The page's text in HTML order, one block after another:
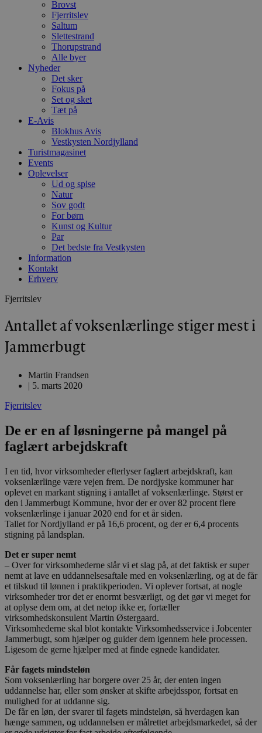
Brovst
Fjerritslev
Saltum
Slettestrand
Thorupstrand
Alle byer
Nyheder
Det sker
Fokus på
Set og sket
Tæt på
E-Avis
Blokhus Avis
Vestkysten Nordjylland
Turistmagasinet
Events
Oplevelser
Ud og spise
Natur
Sov godt
For børn
Kunst og Kultur
Par
Det bedste fra Vestkysten
Information
Kontakt
Erhverv
Fjerritslev
Antallet af voksenlærlinge stiger mest i
Jammerbugt
Martin Frandsen
| 5. marts 2020
Fjerritslev
De er en af løsningerne på mangel på
faglært arbejdskraft
I en tid, hvor virksomheder efterlyser faglært arbejdskraft, kan
voksenlærlinge være vejen frem. De nordjyske kommuner har
oplevet en markant stigning i antallet af voksenlærlinge. Størst er
den i Jammerbugt Kommune, hvor der er over 82 procent flere
voksenlærlinge i januar 2020 end for et år siden.
Tallet for Nordjylland er på 16,6 procent, og der er 6,4 procents
stigning på landsplan.
Det er super nemt
– Over for virksomhederne slår vi et slag på, at det faktisk er super
nemt at lave en uddannelsesaftale med en voksenlærling, og at de får
et tilskud til lønnen i praktikperioden. Vi oplever fortsat, at nogle
virksomheder tror det er enormt besværligt, og det gør vi meget for
at oplyse dem om, at det netop ikke er, fortæller
virksomhedskonsulent Martin Østergaard.
Virksomhederne skal blot kontakte Virksomhedsservice i Jobcenter
Jammerbugt, som hjælper og guider dem igennem hele processen.
Ligesom de gerne hjælper med at finde egnede kandidater.
Får fagets mindsteløn
Som voksenlærling har borgere over 25 år, der enten ingen
uddannelse har, eller som ønsker at skifte arbejdsspor, fortsat en
mulighed for at uddanne sig.
De får en løn, der svarer til fagets mindsteløn, så hverdagen kan
hænge sammen, og uddannelsen er målrettet arbejdsmarkedet, så der